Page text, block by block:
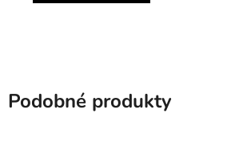
Podobné produkty